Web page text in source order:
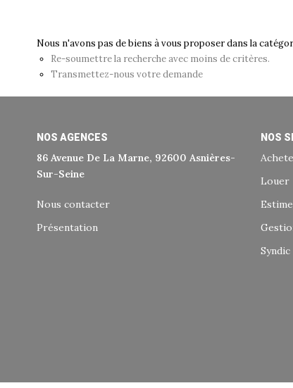
Nous n'avons pas de biens à vous proposer dans la
Re-soumettre la recherche avec moins de critères.
Transmettez-nous votre demande
NOS AGENCES
86 Avenue De La Marne, 92600 Asnières-
Sur-Seine
Nous contacter
Présentation
NOS
Louer
Syndic